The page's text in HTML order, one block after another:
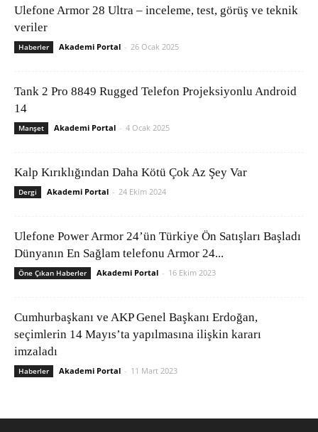
Ulefone Armor 28 Ultra – inceleme, test, görüş ve teknik
veriler
Haberler Akademi Portal - 26 Ocak 2025
Tank 2 Pro 8849 Rugged Telefon Projeksiyonlu Android
14
Manşet Akademi Portal - 4 Ocak 2025
Kalp Kırıklığından Daha Kötü Çok Az Şey Var
Dergi Akademi Portal - 24 Ekim 2024
Ulefone Power Armor 24’ün Türkiye Ön Satışları Başladı
Dünyanın En Sağlam telefonu Armor 24...
Öne Çıkan Haberler Akademi Portal - 16 Ekim 2023
Cumhurbaşkanı ve AKP Genel Başkanı Erdoğan,
seçimlerin 14 Mayıs’ta yapılmasına ilişkin kararı
imzaladı
Haberler Akademi Portal - 11 Mart 2023